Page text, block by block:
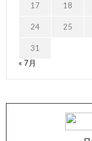
17 18
24 25
31
« 7月